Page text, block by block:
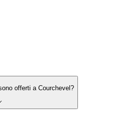
offerti a Courchevel?